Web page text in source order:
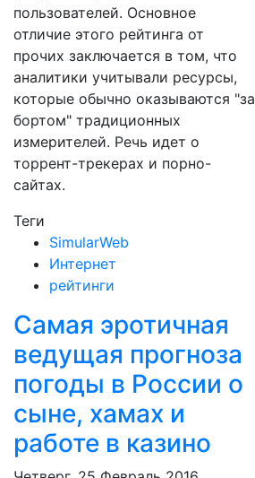
пользователей. Основное
отличие этого рейтинга от
прочих заключается в том, что
аналитики учитывали ресурсы,
которые обычно оказываются "за
бортом" традиционных
измерителей. Речь идет о
торрент-трекерах и порно-
сайтах.
Теги
SimularWeb
Интернет
рейтинги
Самая эротичная
ведущая прогноза
погоды в России о
сыне, хамах и
работе в казино